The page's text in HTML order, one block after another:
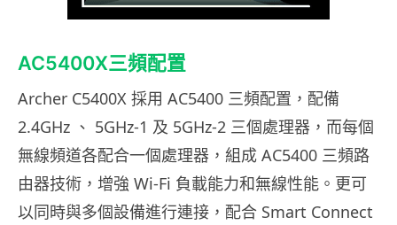
AC5400X三頻配置
Archer C5400X 採用 AC5400 三頻配置，配備
2.4GHz 、 5GHz-1 及 5GHz-2 三個處理器，而每個
無線頻道各配合一個處理器，組成 AC5400 三頻路
由器技術，增強 Wi-Fi 負載能力和無線性能。更可
以同時與多個設備進行連接，配合 Smart Connect